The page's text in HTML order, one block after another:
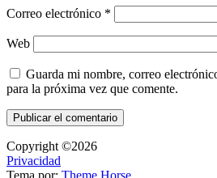
Correo electrónico *
Web
Guarda mi nombre, correo
para la próxima vez que comente.
Copyright ©2026
Privacidad
Tema por: Theme Horse